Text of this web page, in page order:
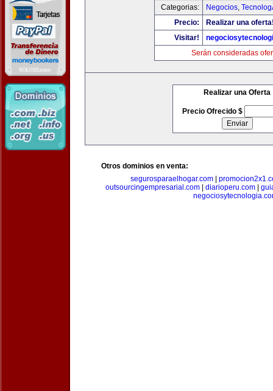
Categorias:
Negocios,
Precio:
Realizar una
Visitar!
Serán consideradas
Realizar una Oferta
Precio Ofrecido $
Otros dominios en venta:
segurosparaelhogar.com|
outsourcingempresarial.com| diarioperu.com|